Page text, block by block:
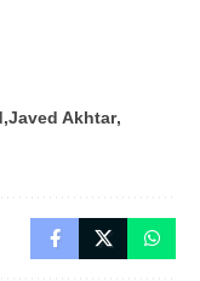
Javed Akhtar